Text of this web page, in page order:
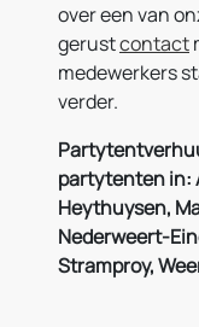
over een van
gerustcontact
medewerkers
verder.
partytenten in:
Heythuysen,
Nederweert-
Stramproy,